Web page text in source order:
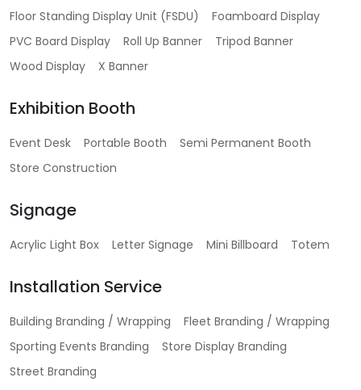
Floor Standing Display Unit (FSDU)
Foamboard Display
PVC Board Display
Roll Up Banner
Tripod Banner
Wood Display
X Banner
Exhibition Booth
Event Desk Portable Booth
Semi Permanent Booth
Store Construction
Signage
Acrylic Light Box Letter Signage Mini Billboard Totem
Installation Service
Building Branding / Wrapping
Fleet Branding / Wrapping
Sporting Events Branding
Store Display Branding
Street Branding